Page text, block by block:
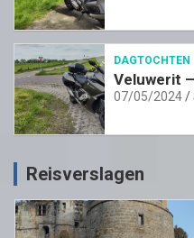
DAGTOCHTEN
Veluwerit
07/05/2024
Reisverslagen